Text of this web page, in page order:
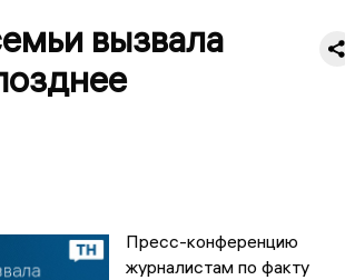
вызвала
Пресс-конференцию
журналистам по факту